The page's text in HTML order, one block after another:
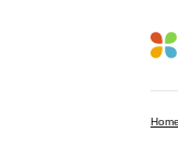
Home